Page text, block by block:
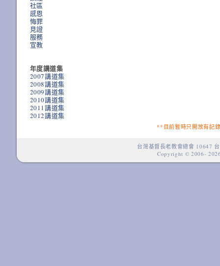
社區
感恩
悔罪
見證
服務
宣教
年度講道集
2007講道集
2008講道集
2009講道集
2010講道集
2011講道集
2012講道集
**目前暫時只開放有記
台灣基督長老教會總會 10647
Copyright © 2006-